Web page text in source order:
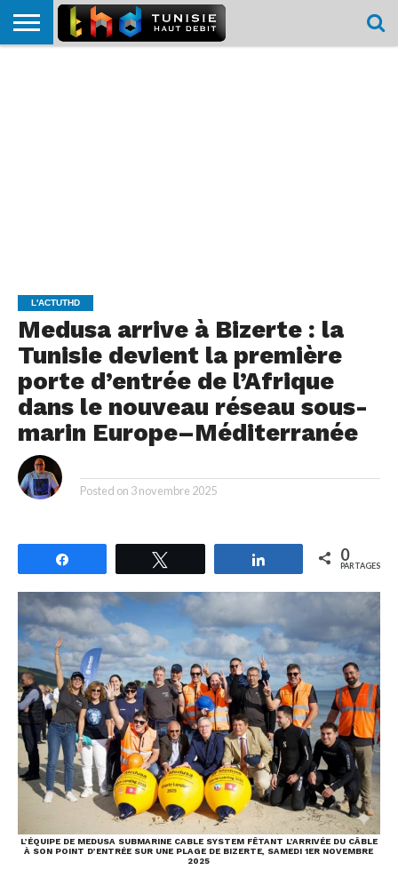
L'ACTUTHD
Medusa arrive à Bizerte : la
Tunisie devient la première
porte d’entrée de l’Afrique
dans le nouveau réseau sous-
marin Europe–Méditerranée
Posted on 3 novembre 2025
Partagez 0
PARTAGES
L’ÉQUIPE DE MEDUSA SUBMARINE CABLE SYSTEM FÊTANT L’ARRIVÉE DU CÂBLE
À SON POINT D’ENTRÉE SUR UNE PLAGE DE BIZERTE, SAMEDI 1ER NOVEMBRE
2025